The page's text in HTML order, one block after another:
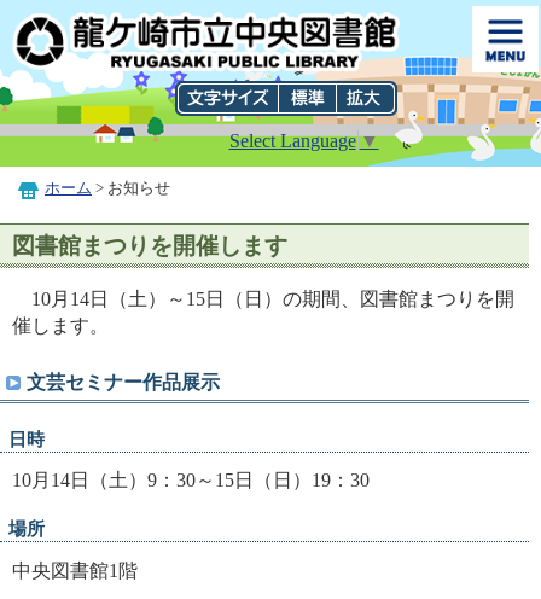
Select Language▼
ホーム > お知らせ
図書館まつりを開催します
10月14日（土）～15日（日）の期間、図書館まつりを開
催します。
文芸セミナー作品展示
日時
10月14日（土）9：30～15日（日）19：30
場所
中央図書館1階